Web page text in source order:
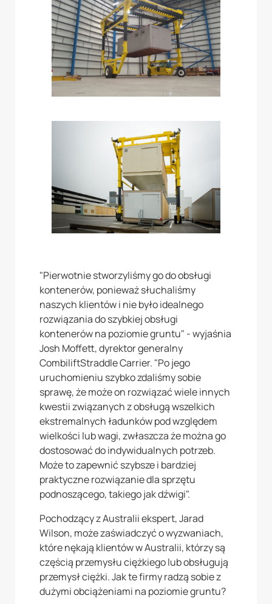
"Pierwotnie stworzyliśmy go do obsługi
kontenerów, ponieważ słuchaliśmy
naszych klientów i nie było idealnego
rozwiązania do szybkiej obsługi
kontenerów na poziomie gruntu" - wyjaśnia
Josh Moffett, dyrektor generalny
CombiliftStraddle Carrier. "Po jego
uruchomieniu szybko zdaliśmy sobie
sprawę, że może on rozwiązać wiele innych
kwestii związanych z obsługą wszelkich
ekstremalnych ładunków pod względem
wielkości lub wagi, zwłaszcza że można go
dostosować do indywidualnych potrzeb.
Może to zapewnić szybsze i bardziej
praktyczne rozwiązanie dla sprzętu
podnoszącego, takiego jak dźwigi".
Pochodzący z Australii ekspert, Jarad
Wilson, może zaświadczyć o wyzwaniach,
które nękają klientów w Australii, którzy są
częścią przemysłu ciężkiego lub obsługują
przemysł ciężki. Jak te firmy radzą sobie z
dużymi obciążeniami na poziomie gruntu?